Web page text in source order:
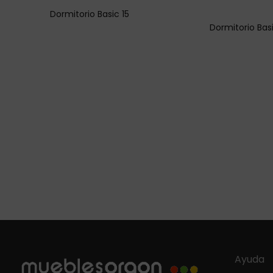
Dormitorio Basic 15
Dormitorio
Ayuda